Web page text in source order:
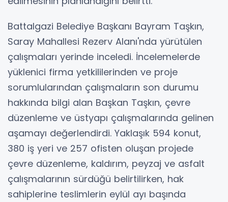
Battalgazi Belediye Başkanı Bayram Taşkın,
Saray Mahallesi Rezerv Alanı'nda yürütülen
çalışmaları yerinde inceledi. İncelemelerde
yüklenici firma yetkililerinden ve proje
sorumlularından çalışmaların son durumu
hakkında bilgi alan Başkan Taşkın, çevre
düzenleme ve üstyapı çalışmalarında gelinen
aşamayı değerlendirdi. Yaklaşık 594 konut,
380 iş yeri ve 257 ofisten oluşan projede
çevre düzenleme, kaldırım, peyzaj ve asfalt
çalışmalarının sürdüğü belirtilirken, hak
sahiplerine teslimlerin eylül ayı başında